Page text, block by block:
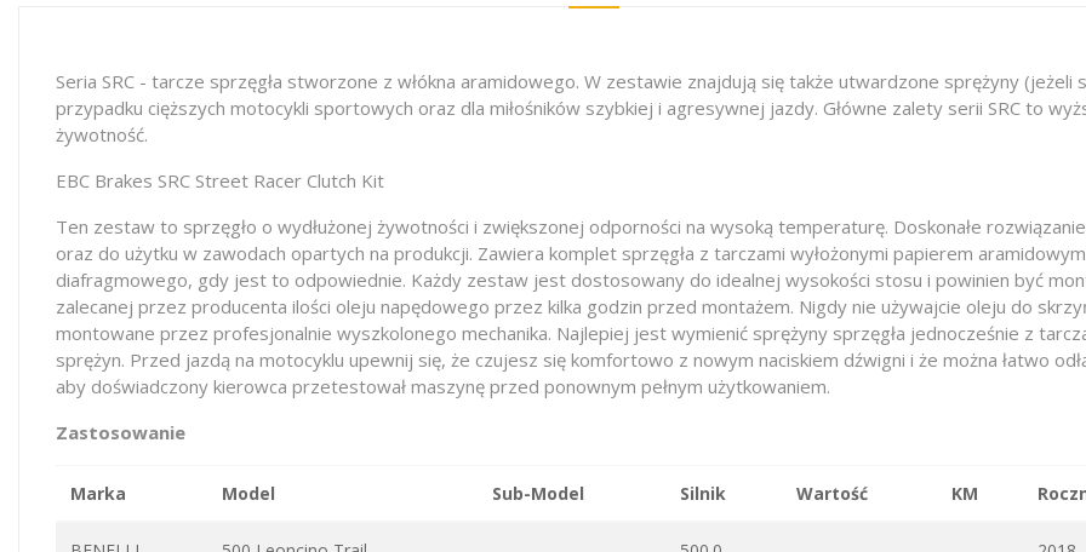
Seria SRC - tarcze sprzęgła stworzone z włókna aramidowego. W zestawie znajdują się także utwardzone sprężyny
przypadku cięższych motocykli sportowych oraz dla miłośników szybkiej i agresywnej jazdy. Główne zalety serii SRC to
żywotność.
EBC Brakes SRC Street Racer Clutch Kit
Ten zestaw to sprzęgło o wydłużonej żywotności i zwiększonej odporności na wysoką temperaturę. Doskonałe
oraz do użytku w zawodach opartych na produkcji. Zawiera komplet sprzęgła z tarczami wyłożonymi papierem
diafragmowego, gdy jest to odpowiednie. Każdy zestaw jest dostosowany do idealnej wysokości stosu i powinien być
zalecanej przez producenta ilości oleju napędowego przez kilka godzin przed montażem. Nigdy nie używajcie oleju do
montowane przez profesjonalnie wyszkolonego mechanika. Najlepiej jest wymienić sprężyny sprzęgła jednocześnie z
sprężyn. Przed jazdą na motocyklu upewnij się, że czujesz się komfortowo z nowym naciskiem dźwigni i że można łatwo
aby doświadczony kierowca przetestował maszynę przed ponownym pełnym użytkowaniem.
Zastosowanie
Marka Model Sub-Model Silnik Wartość KM